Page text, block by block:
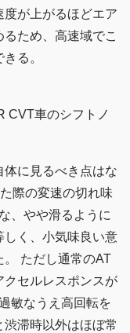
度が上がるほどエア
ため、高速域でこ
る。
CVT車のシフトノ
に見るべき点はな
際の変速の切れ味
、やや滑るように
しく、小気味良い意
ただし通常のAT
クセルレスポンスが
敏なうえ高回転を
滞時以外はほぼ常